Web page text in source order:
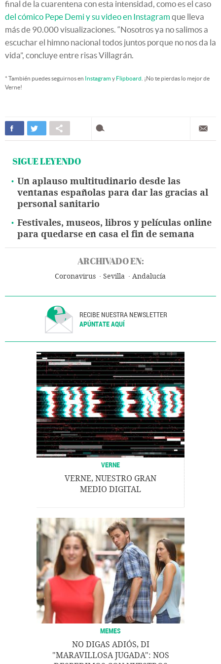
final de la cuarentena con esta intensidad, como es el caso
del cómico Pepe Demi y su video en Instagram que lleva
más de 90.000 visualizaciones. “Nosotros ya no salimos a
escuchar el himno nacional todos juntos porque no nos da la
vida”, concluye entre risas Villagrán.
* También puedes seguirnos en Instagramy Flipboard . ¡No te pierdas lo mejor de
Verne!
SIGUE LEYENDO
Un aplauso multitudinario desde las
ventanas españolas para dar las gracias al
personal sanitario
Festivales, museos, libros y películas online
para quedarse en casa el fin de semana
ARCHIVADO EN:
Coronavirus Sevilla Andalucía
RECIBE NUESTRA NEWSLETTER
APÚNTATE AQUÍ
VERNE
VERNE, NUESTRO GRAN
MEDIO DIGITAL
MEMES
NO DIGAS ADIÓS, DI
"MARAVILLOSA JUGADA": NOS